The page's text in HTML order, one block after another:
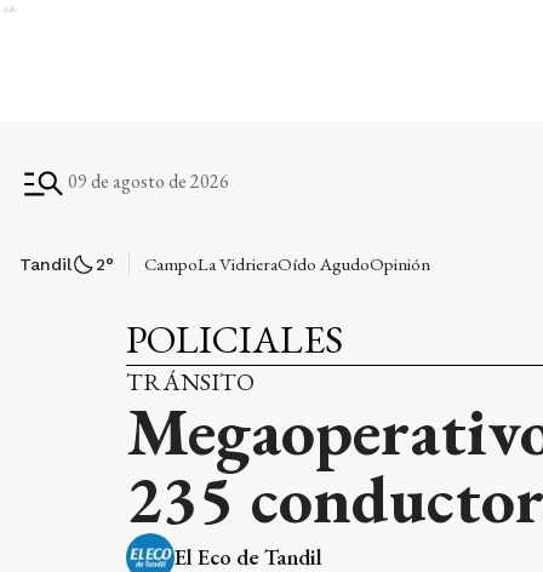
Ads
09 de agosto de 2026
Tandil 2° CampoLa VidrieraOído AgudoOpinión
POLICIALES
TRÁNSITO
235
El Eco de Tandil